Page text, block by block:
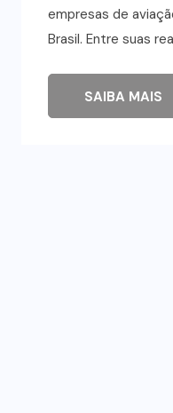
empresas de
Brasil. Entre suas
SAIBA MAIS